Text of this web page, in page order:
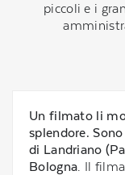
piccoli e i
Un filmato li
splendore.
di Landriano
Bologna. Il